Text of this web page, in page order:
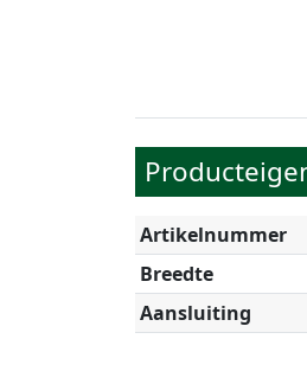
Artikelnummer
Breedte
Aansluiting